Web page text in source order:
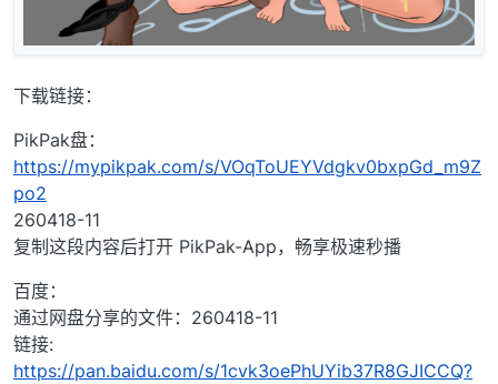
下载链接：
PikPak盘：
https://mypikpak.com/s/VOqToUEYVdgkv0bxpGd_m9Z
po2
260418-11
复制这段内容后打开 PikPak-App，畅享极速秒播
百度：
通过网盘分享的文件：260418-11
链接:
https://pan.baidu.com/s/1cvk3oePhUYib37R8GJICCQ?